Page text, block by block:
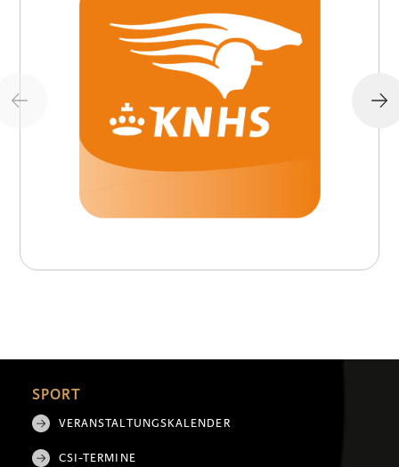
SPORT
VERANSTALTUNGSKALENDER
CSI-TERMINE